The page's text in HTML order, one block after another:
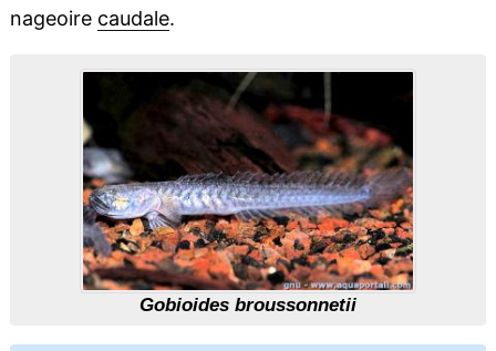
nageoire caudale.
Gobioides broussonnetii